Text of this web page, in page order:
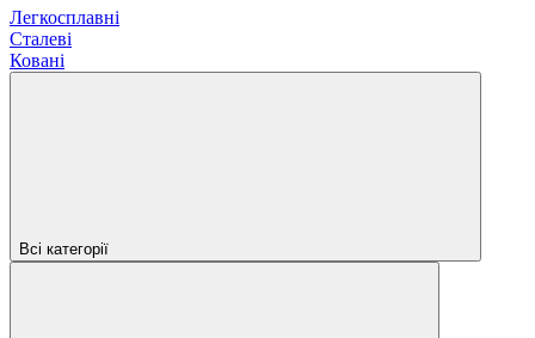
Легкосплавні
Сталеві
Ковані
Всі категорії